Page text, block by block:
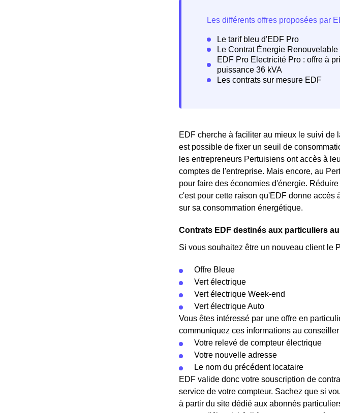
EDF cherche à faciliter au mieux le suivi de
est possible de fixer un seuil de
les entrepreneurs Pertuisiens ont accès à
comptes de l'entreprise. Mais encore, au
pour faire des économies d'énergie.
c'est pour cette raison qu'EDF donne accès
sur sa consommation énergétique.
Contrats EDF destinés aux particuliers
Si vous souhaitez être un nouveau client le
Offre Bleue
Vert électrique
Vert électrique Week-end
Vert électrique Auto
Vous êtes intéressé par une offre en
communiquez ces informations au
Votre relevé de compteur électrique
Votre nouvelle adresse
Le nom du précédent locataire
EDF valide donc votre souscription de
service de votre compteur. Sachez que si
à partir du site dédié aux abonnés